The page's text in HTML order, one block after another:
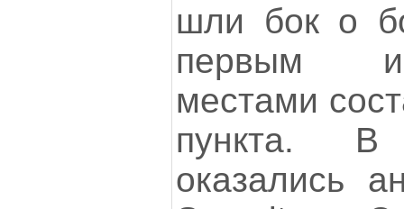
шли бок о
первым и
местами
пункта. В
оказались